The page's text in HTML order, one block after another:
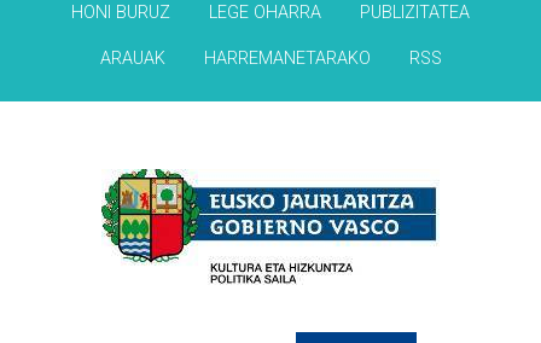
HONI BURUZ LEGE OHARRA PUBLIZITATEA
ARAUAK HARREMANETARAKO RSS